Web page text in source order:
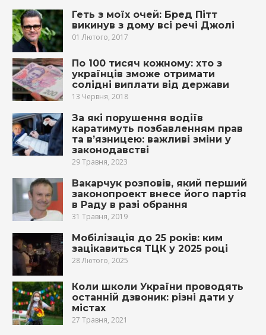
Геть з моїх очей: Бред Пітт
викинув з дому всі речі Джолі
01 Лютого, 2017
По 100 тисяч кожному: хто з
українців зможе отримати
солідні виплати від держави
13 Червня, 2018
За які порушення водіїв
каратимуть позбавленням прав
та в’язницею: важливі зміни у
законодавстві
29 Травня, 2023
Вакарчук розповів, який перший
законопроект внесе його партія
в Раду в разі обрання
31 Травня, 2019
Мобілізація до 25 років: ким
зацікавиться ТЦК у 2025 році
28 Лютого, 2025
Коли школи України проводять
останній дзвоник: різні дати у
містах
27 Травня, 2021